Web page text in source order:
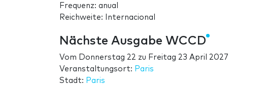
Frequenz: anual
Reichweite: Internacional
Nächste Ausgabe WCCD
Vom Donnerstag 22 zu Freitag 23 April 2027
Veranstaltungsort: Paris
Stadt: Paris